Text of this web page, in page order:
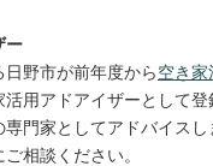
ー
野市が前年度から空き
用アドアイザーとして
門家としてアドバイス
相談ください。